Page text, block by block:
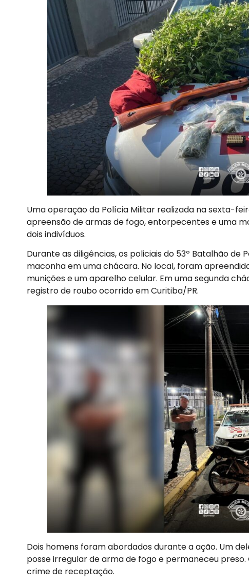
Uma operação da Polícia Militar realizada na sexta-
apreensão de armas de fogo, entorpecentes e uma
dois indivíduos.
Durante as diligências, os policiais do 53º Batalhão
maconha em uma chácara. No local, foram
munições e um aparelho celular. Em uma segunda
registro de roubo ocorrido em Curitiba/PR.
Dois homens foram abordados durante a ação. Um
posse irregular de arma de fogo e permaneceu
crime de receptação.